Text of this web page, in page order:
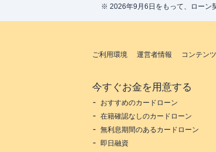
※ 2026年9月6日をもって、ローン
ご利用環境 運営者情報 コンテン
今すぐお金を用意する
おすすめのカードローン
在籍確認なしのカードローン
無利息期間のあるカードローン
即日融資